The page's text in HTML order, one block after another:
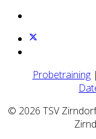
Probetraining|
© 2026 TSV